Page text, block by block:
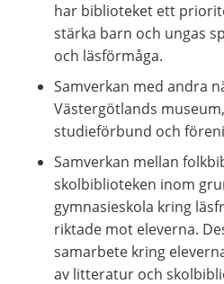
har biblioteket ett
stärka barn och ungas
och läsförmåga.
Samverkan med andra
Västergötlands
studieförbund och
Samverkan mellan
skolbiblioteken inom
gymnasieskola kring
riktade mot eleverna.
samarbete kring
av litteratur och